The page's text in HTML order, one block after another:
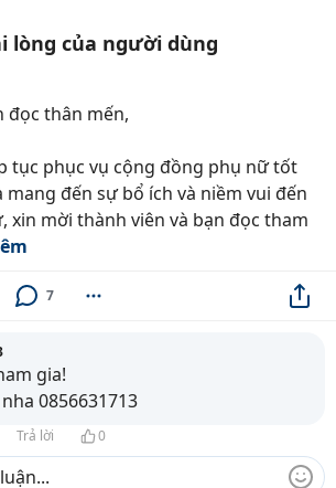
lòng của người dùng
đọc thân mến,
tục phục vụ cộng đồng phụ nữ tốt
mang đến sự bổ ích và niềm vui đến
xin mời thành viên và bạn đọc tham
7
gia!
0856631713
Trả lời 0